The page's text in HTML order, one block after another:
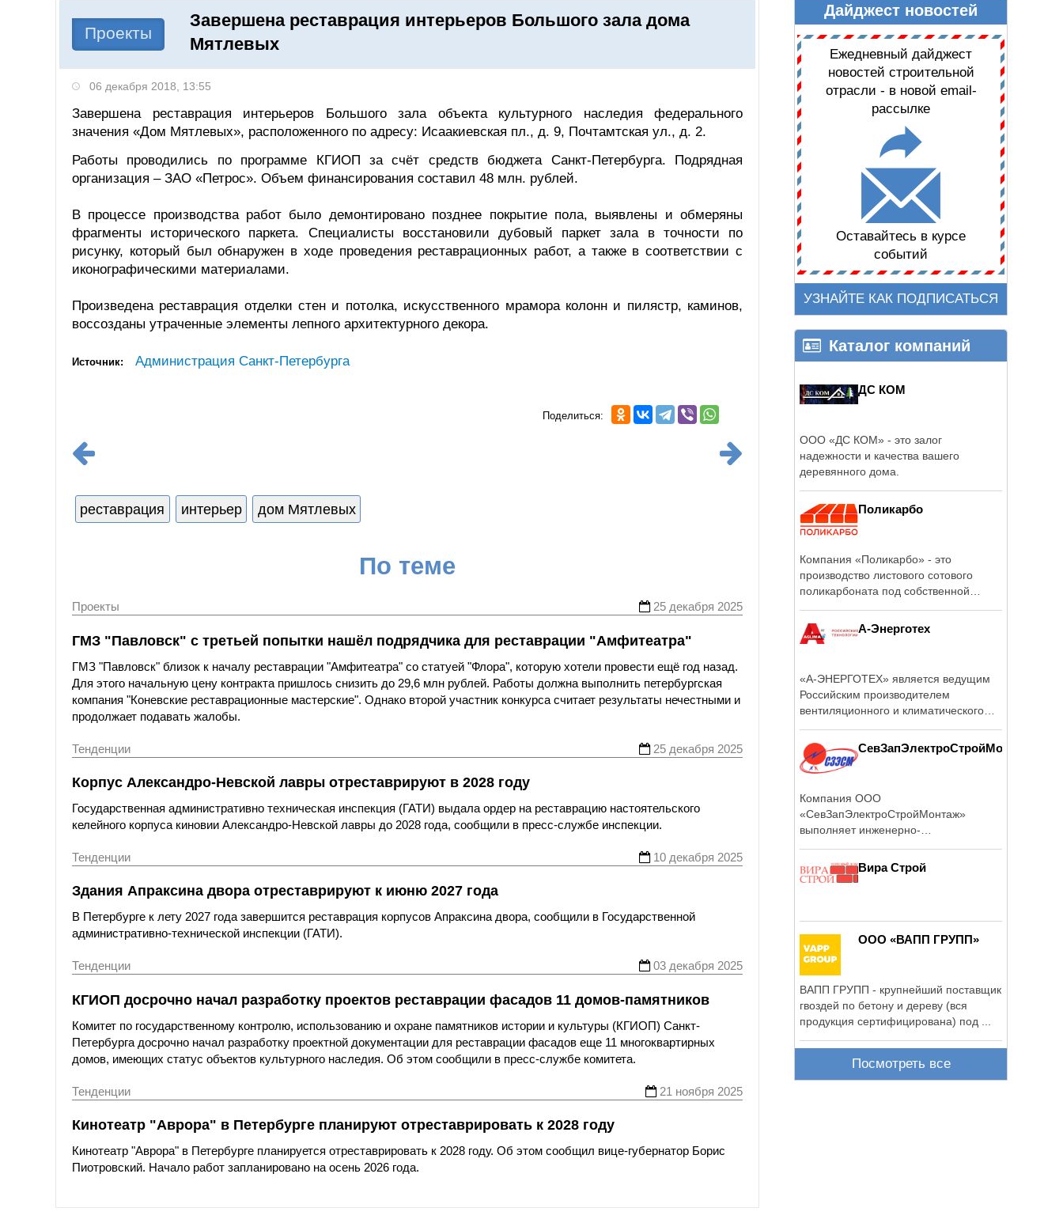
ДАЙДЖЕСТ НОВОСТЕЙ
Проекты
Завершена реставрация интерьеров Большого зала дома
Мятлевых
06 декабря 2018, 13:55
Завершена реставрация интерьеров Большого зала объекта культурного наследия федерального
значения «Дом Мятлевых», расположенного по адресу: Исаакиевская пл., д. 9, Почтамтская ул., д. 2.
Работы проводились по программе КГИОП за счёт средств бюджета Санкт-Петербурга. Подрядная
организация – ЗАО «Петрос». Объем финансирования составил 48 млн. рублей.
В процессе производства работ было демонтировано позднее покрытие пола, выявлены и обмеряны
фрагменты исторического паркета. Специалисты восстановили дубовый паркет зала в точности по
рисунку, который был обнаружен в ходе проведения реставрационных работ, а также в соответствии с
иконографическими материалами.
Произведена реставрация отделки стен и потолка, искусственного мрамора колонн и пилястр, каминов,
воссозданы утраченные элементы лепного архитектурного декора.
Источник: Администрация Санкт-Петербурга
Поделиться:
реставрация интерьер дом Мятлевых
По теме
Проекты 25 декабря 2025
ГМЗ "Павловск" с третьей попытки нашёл подрядчика для реставрации "Амфитеатра"
ГМЗ "Павловск" близок к началу реставрации "Амфитеатра" со статуей "Флора", которую хотели провести ещё год назад.
Для этого начальную цену контракта пришлось снизить до 29,6 млн рублей. Работы должна выполнить петербургская
компания "Коневские реставрационные мастерские". Однако второй участник конкурса считает результаты нечестными и
продолжает подавать жалобы.
Тенденции 25 декабря 2025
Корпус Александро-Невской лавры отреставрируют в 2028 году
Государственная административно техническая инспекция (ГАТИ) выдала ордер на реставрацию настоятельского
келейного корпуса киновии Александро-Невской лавры до 2028 года, сообщили в пресс-службе инспекции.
Тенденции 10 декабря 2025
Здания Апраксина двора отреставрируют к июню 2027 года
В Петербурге к лету 2027 года завершится реставрация корпусов Апраксина двора, сообщили в Государственной
административно-технической инспекции (ГАТИ).
Тенденции 03 декабря 2025
КГИОП досрочно начал разработку проектов реставрации фасадов 11 домов-памятников
Комитет по государственному контролю, использованию и охране памятников истории и культуры (КГИОП) Санкт-
Петербурга досрочно начал разработку проектной документации для реставрации фасадов еще 11 многоквартирных
домов, имеющих статус объектов культурного наследия. Об этом сообщили в пресс-службе комитета.
Тенденции 21 ноября 2025
Кинотеатр "Аврора" в Петербурге планируют отреставрировать к 2028 году
Кинотеатр "Аврора" в Петербурге планируется отреставрировать к 2028 году. Об этом сообщил вице-губернатор Борис
Пиотровский. Начало работ запланировано на осень 2026 года.
Дайджест новостей
Ежедневный дайджест
новостей строительной
отрасли - в новой email-
рассылке
Оставайтесь в курсе
событий
УЗНАЙТЕ КАК ПОДПИСАТЬСЯ
Каталог компаний
ДС КОМ
ООО «ДС КОМ» - это залог
надежности и качества вашего
деревянного дома.
Поликарбо
Компания «Поликарбо» - это
производство листового сотового
поликарбоната под собственной
А-Энерготех
«А-ЭНЕРГОТЕХ» является ведущим
Российским производителем
вентиляционного и климатического
СевЗапЭлектроСтройМонтаж
Компания ООО
«СевЗапЭлектроСтройМонтаж»
выполняет инженерно-
Вира Строй
ООО «ВАПП ГРУПП»
ВАПП ГРУПП - крупнейший поставщик
гвоздей по бетону и дереву (вся
продукция сертифицирована) под ...
Посмотреть все